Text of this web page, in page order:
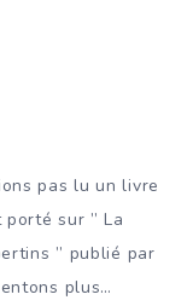
pas lu un livre
porté sur ” La
” publié par
plus…